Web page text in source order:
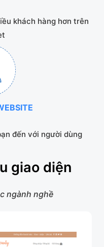
khách hàng hơn trên
đến với người dùng
giao diện
ngành nghề